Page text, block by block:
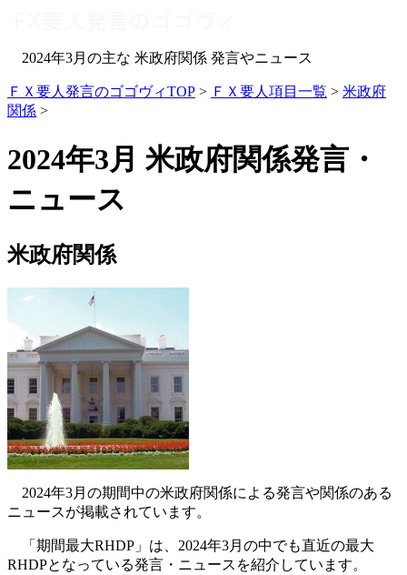
2024年3月の主な 米政府関係 発言やニュース
ＦＸ要人発言のゴゴヴィTOP > ＦＸ要人項目一覧 > 米政府
関係 >
2024年3月 米政府関係発言・
ニュース
米政府関係
2024年3月の期間中の米政府関係による発言や関係のある
ニュースが掲載されています。
「期間最大RHDP」は、2024年3月の中でも直近の最大
RHDPとなっている発言・ニュースを紹介しています。